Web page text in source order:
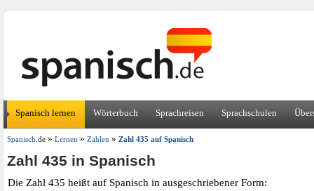
Spanisch lernen Wörterbuch Sprachreisen Sprachschulen
Spanisch .de» Lernen» Zahlen» Zahl 435 auf Spanisch
Zahl 435 in Spanisch
Die Zahl 435 heißt auf Spanisch in ausgeschriebener Form: